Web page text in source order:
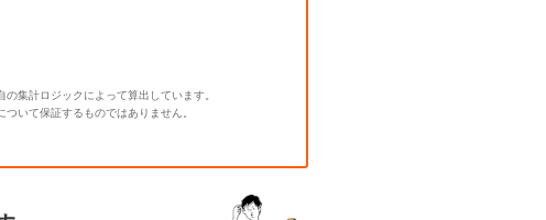
集計ロジックによって算出しています。
いて保証するものではありません。